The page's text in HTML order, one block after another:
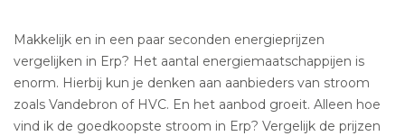
Makkelijk en in een paar seconden energieprijzen
vergelijken in Erp? Het aantal energiemaatschappijen is
enorm. Hierbij kun je denken aan aanbieders van stroom
zoals Vandebron of HVC. En het aanbod groeit. Alleen hoe
vind ik de goedkoopste stroom in Erp? Vergelijk de prijzen